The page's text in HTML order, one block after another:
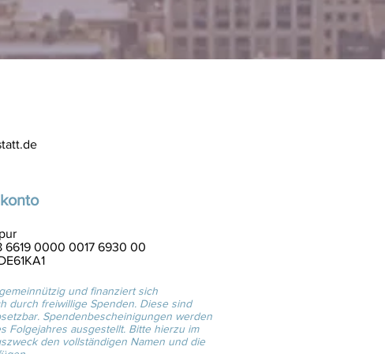
6619 0000 0017 6930 00
und finanziert sich
durch freiwillige Spenden. Diese sind
Spendenbescheinigungen werden
Folgejahres ausgestellt. Bitte hierzu im
den vollständigen Namen und die